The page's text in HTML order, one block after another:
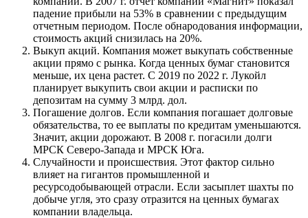
падение прибыли на 53% в сравнении с предыдущим
отчетным периодом. После обнародования информации,
стоимость акций снизилась на 20%.
Выкуп акций. Компания может выкупать собственные
акции прямо с рынка. Когда ценных бумаг становится
меньше, их цена растет. С 2019 по 2022 г. Лукойл
планирует выкупить свои акции и расписки по
депозитам на сумму 3 млрд. дол.
Погашение долгов. Если компания погашает долговые
обязательства, то ее выплаты по кредитам уменьшаются.
Значит, акции дорожают. В 2008 г. погасили долги
МРСК Северо-Запада и МРСК Юга.
Случайности и происшествия. Этот фактор сильно
влияет на гигантов промышленной и
ресурсодобывающей отрасли. Если засыплет шахты по
добыче угля, это сразу отразится на ценных бумагах
компании владельца.